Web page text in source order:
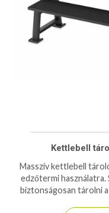
Kettlebell
Masszív kettlebell
edzőtermi
biztonságosan tárolni